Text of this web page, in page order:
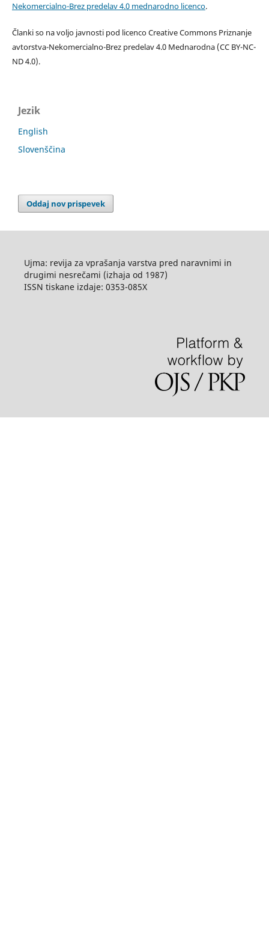
Nekomercialno-Brez predelav 4.0 mednarodno licenco.
Članki so na voljo javnosti pod licenco Creative Commons Priznanje
avtorstva-Nekomercialno-Brez predelav 4.0 Mednarodna (CC BY-NC-
ND 4.0).
Jezik
English
Slovenščina
Oddaj nov prispevek
Ujma: revija za vprašanja varstva pred naravnimi in
drugimi nesrečami (izhaja od 1987)
ISSN tiskane izdaje: 0353-085X